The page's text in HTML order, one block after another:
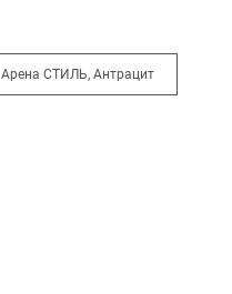
Арена СТИЛЬ, Антрацит